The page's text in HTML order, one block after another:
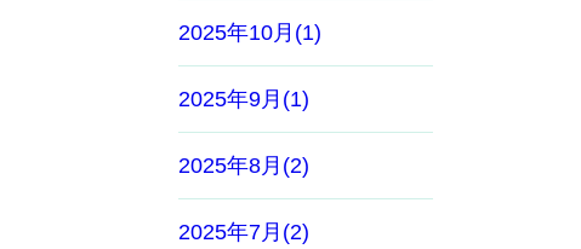
2025年10月(1)
2025年9月(1)
2025年8月(2)
2025年7月(2)